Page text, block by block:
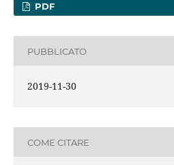
PDF
PUBBLICATO
2019-11-30
COME CITARE